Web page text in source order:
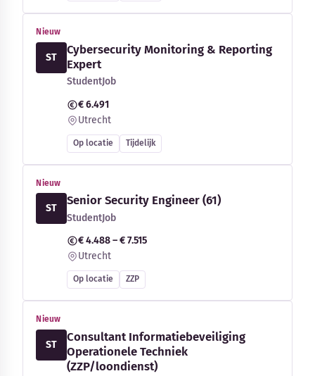
Nieuw
ST
Cybersecurity Monitoring & Reporting
Expert
StudentJob
€ 6.491
Utrecht
Op locatie Tijdelijk
Nieuw
ST
Senior Security Engineer (61)
StudentJob
€ 4.488 – € 7.515
Utrecht
Op locatie ZZP
Nieuw
ST
Consultant Informatiebeveiliging
Operationele Techniek
(ZZP/loondienst)